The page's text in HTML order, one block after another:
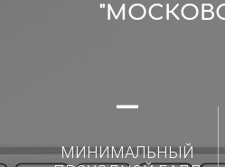
—
МИНИМАЛЬНЫЙ